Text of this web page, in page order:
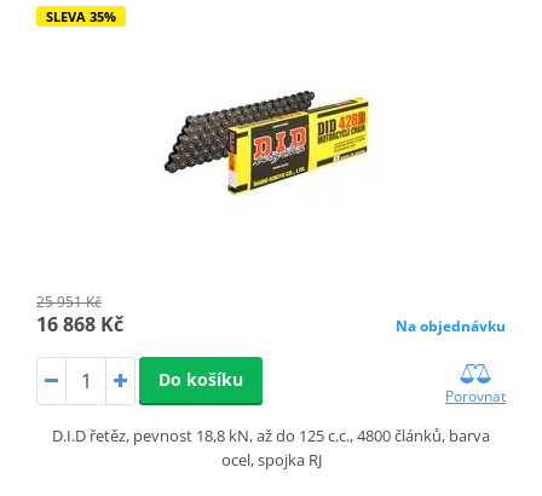
SLEVA 35%
25 951 Kč
16 868 Kč Na objednávku
Do košíku
Porovnat
D.I.D řetěz, pevnost 18,8 kN, až do 125 c.c., 4800 článků, barva
ocel, spojka RJ